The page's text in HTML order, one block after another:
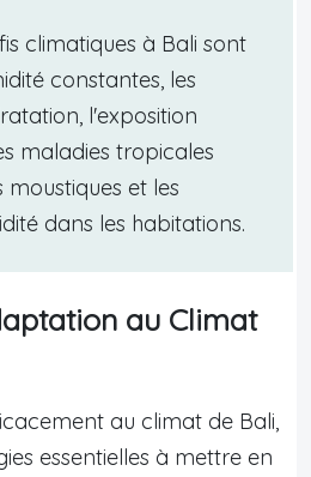
climatiques à Bali sont
constantes, les
l'exposition
maladies tropicales
et les
dans les habitations.
au Climat
au climat de Bali,
essentielles à mettre en